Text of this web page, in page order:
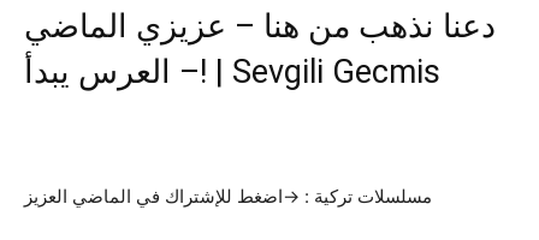
دعنا نذهب من هنا – عزيزي الماضي
– العرس يبدأ! | Sevgili Gecmis
مسلسلات تركية : →اضغط للإشتراك في الماضي العزيز